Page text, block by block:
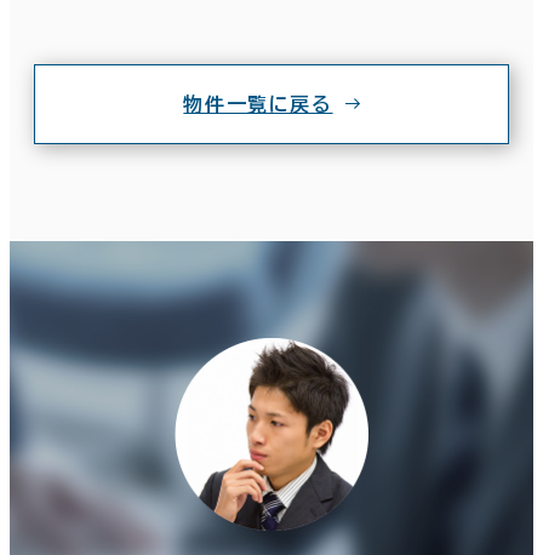
物件一覧に戻る